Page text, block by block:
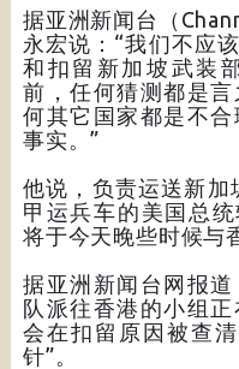
据亚洲新闻台（
永宏说：“我们不应
和扣留新加坡武装
前，任何猜测都是
何其它国家都是不
事实。”
他说，负责运送新加
甲运兵车的美国总
将于今天晚些时候与
据亚洲新闻台网报
队派往香港的小组
会在扣留原因被查
针”。